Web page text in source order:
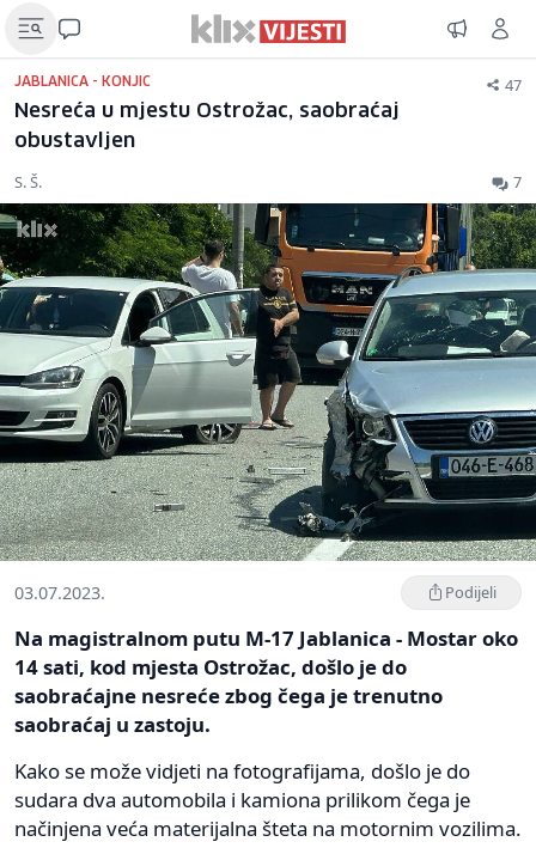
JABLANICA - KONJIC 47
Nesreća u mjestu Ostrožac, saobraćaj
obustavljen
S. Š. 7
03.07.2023. Podijeli
Na magistralnom putu M-17 Jablanica - Mostar oko
14 sati, kod mjesta Ostrožac, došlo je do
saobraćajne nesreće zbog čega je trenutno
saobraćaj u zastoju.
Kako se može vidjeti na fotografijama, došlo je do
sudara dva automobila i kamiona prilikom čega je
načinjena veća materijalna šteta na motornim vozilima.